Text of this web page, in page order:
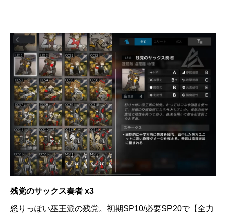
残党のサックス奏者 x3
怒りっぽい巫王派の残党。初期SP10/必要SP20で【全力